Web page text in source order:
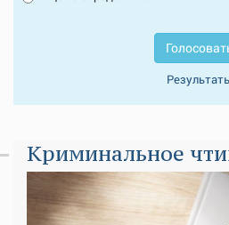
Криминальное